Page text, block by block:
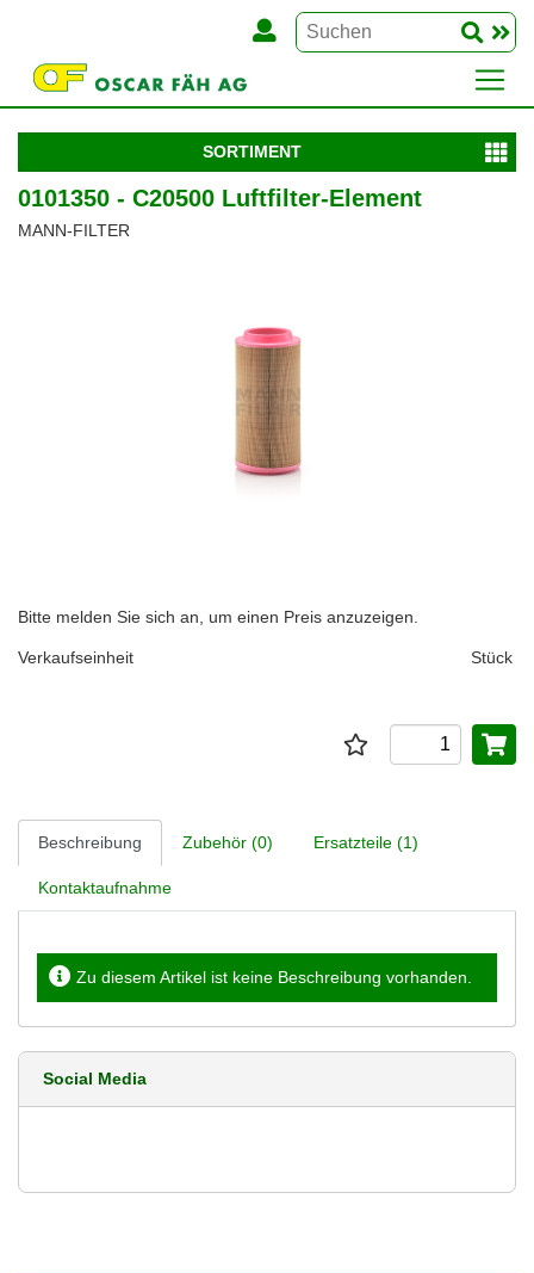
SORTIMENT
0101350 - C20500 Luftfilter-Element
MANN-FILTER
Bitte melden Sie sich an, um einen Preis anzuzeigen.
Verkaufseinheit Stück
Beschreibung Zubehör (0) Ersatzteile (1)
Kontaktaufnahme
Zu diesem Artikel ist keine Beschreibung vorhanden.
Social Media